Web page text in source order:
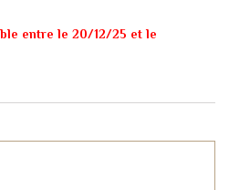
entre le 20/12/25 et le